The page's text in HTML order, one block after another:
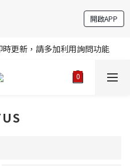
開啟APP
加入享更多優惠
加入享更多優惠
更新，請多加利用詢問功能
加入享更多優惠